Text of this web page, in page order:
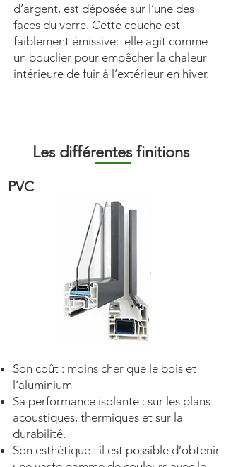
d’argent, est déposée sur l’une des
faces du verre. Cette couche est
faiblement émissive: elle agit comme
un bouclier pour empêcher la chaleur
intérieure de fuir à l’extérieur en hiver.
Les différentes finitions
PVC
Son coût : moins cher que le bois et
l’aluminium
Sa performance isolante : sur les plans
acoustiques, thermiques et sur la
durabilité.
Son esthétique : il est possible d’obtenir